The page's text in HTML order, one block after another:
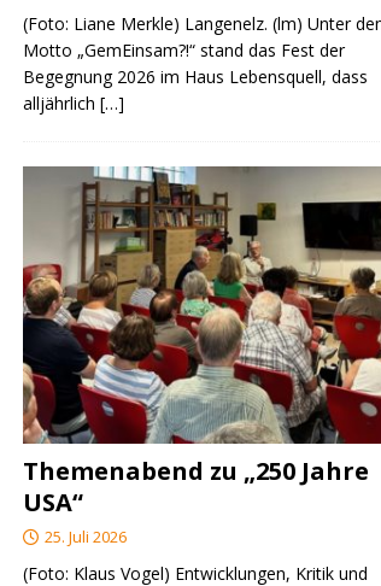
JUGEND/BILDUNG
(Foto: Liane Merkle) Langenelz. (lm) Unter
Motto „GemEinsam?!“ stand das Fest der
Begegnung 2026 im Haus Lebensquell, dass
alljährlich[…]
Themenabend zu „250 Jahre
USA“
25. Juli 2026
(Foto: Klaus Vogel) Entwicklungen, Kritik und